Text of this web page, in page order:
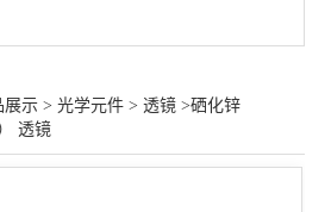
展示 >光学元件 >透镜 >硒化锌
透镜